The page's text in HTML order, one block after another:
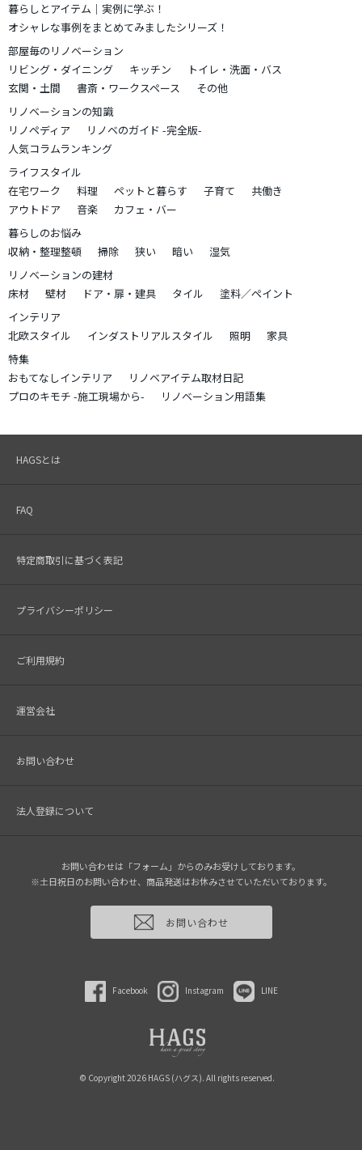
暮らしとアイテム｜実例に学ぶ！
オシャレな事例をまとめてみましたシリーズ！
部屋毎のリノベーション
リビング・ダイニング
キッチン
トイレ・洗面・バス
玄関・土間
書斎・ワークスペース
その他
リノベーションの知識
リノペディア
リノベのガイド -完全版-
人気コラムランキング
ライフスタイル
在宅ワーク
料理 ペットと暮らす 子育て
共働き
アウトドア
音楽
カフェ・バー
暮らしのお悩み
収納・整理整頓
掃除 狭い 暗い
湿気
リノベーションの建材
床材
壁材 ドア・扉・建具 タイル
塗料／ペイント
インテリア
北欧スタイル
インダストリアルスタイル 照明
家具
特集
おもてなしインテリア
リノベアイテム取材日記
プロのキモチ -施工現場から-
リノベーション用語集
HAGSとは
FAQ
特定商取引に基づく表記
プライバシーポリシー
ご利用規約
運営会社
お問い合わせ
法人登録について
お問い合わせは「フォーム」からのみお受けしております。
※土日祝日のお問い合わせ、商品発送はお休みさせていただいております。
お問い合わせ
Facebook Instagram LINE
© Copyright 2026 HAGS (ハグス). All rights reserved.